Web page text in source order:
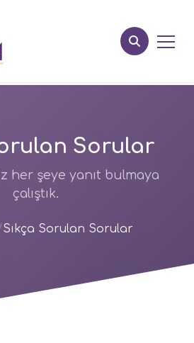
Sorular
her şeye yanıt bulmaya
çalıştık.
Sıkça Sorulan Sorular